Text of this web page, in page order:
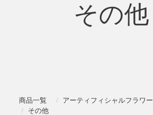
その他
商品一覧 アーティフィシャルフラワー
その他